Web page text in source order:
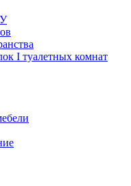
I туалетных комнат